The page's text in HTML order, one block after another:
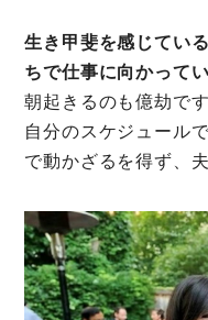
生き甲斐を感じてい
ちで仕事に向かって
朝起きるのも億劫で
自分のスケジュール
で動かざるを得ず、